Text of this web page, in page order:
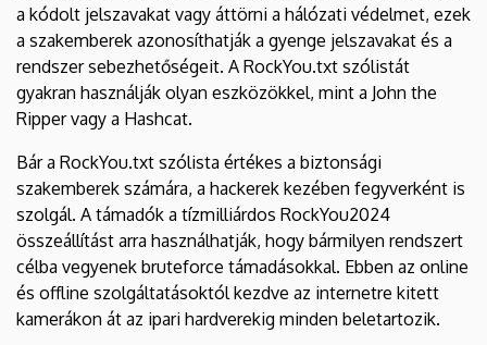
a kódolt jelszavakat vagy áttörni a hálózati védelmet, ezek
a szakemberek azonosíthatják a gyenge jelszavakat és a
rendszer sebezhetőségeit. A RockYou.txt szólistát
gyakran használják olyan eszközökkel, mint a John the
Ripper vagy a Hashcat.
Bár a RockYou.txt szólista értékes a biztonsági
szakemberek számára, a hackerek kezében fegyverként is
szolgál. A támadók a tízmilliárdos RockYou2024
összeállítást arra használhatják, hogy bármilyen rendszert
célba vegyenek bruteforce támadásokkal. Ebben az online
és offline szolgáltatásoktól kezdve az internetre kitett
kamerákon át az ipari hardverekig minden beletartozik.